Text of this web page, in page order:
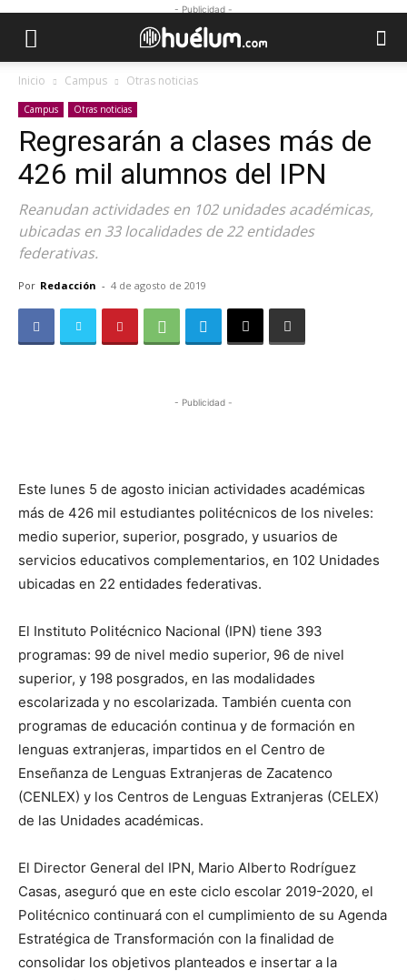
- Publicidad -
Inicio Campus Otras noticias
Campus Otras noticias
Regresarán a clases más de
426 mil alumnos del IPN
Reanudan actividades en 102 unidades académicas,
ubicadas en 33 localidades de 22 entidades
federativas.
Por Redacción - 4 de agosto de 2019
- Publicidad -
Este lunes 5 de agosto inician actividades académicas
más de 426 mil estudiantes politécnicos de los niveles:
medio superior, superior, posgrado, y usuarios de
servicios educativos complementarios, en 102 Unidades
ubicadas en 22 entidades federativas.
El Instituto Politécnico Nacional (IPN) tiene 393
programas: 99 de nivel medio superior, 96 de nivel
superior, y 198 posgrados, en las modalidades
escolarizada y no escolarizada. También cuenta con
programas de educación continua y de formación en
lenguas extranjeras, impartidos en el Centro de
Enseñanza de Lenguas Extranjeras de Zacatenco
(CENLEX) y los Centros de Lenguas Extranjeras (CELEX)
de las Unidades académicas.
El Director General del IPN, Mario Alberto Rodríguez
Casas, aseguró que en este ciclo escolar 2019-2020, el
Politécnico continuará con el cumplimiento de su Agenda
Estratégica de Transformación con la finalidad de
consolidar los objetivos planteados e insertar a la